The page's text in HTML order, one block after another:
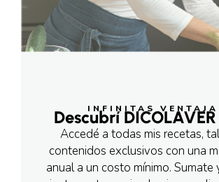
INFINITAS
Descubrí DICOLAVER
Accedé a todas mis recetas,
contenidos exclusivos con una
anual a un costo mínimo. Sumate